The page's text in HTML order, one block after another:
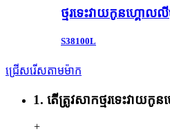
ថ្មរទេះវាយកូនហ្គោ
S38100L
ជ្រើសរើសតាមម៉ាក
1. តើត្រូវសាកថ្មរទេះវាយកូ
+